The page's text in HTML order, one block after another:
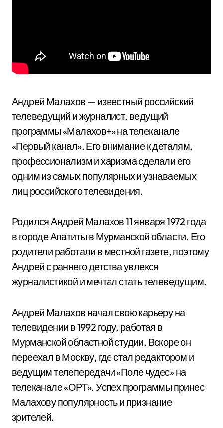
Андрей Малахов — известный российский
телеведущий и журналист, ведущий
программы «Малахов+» на телеканале
«Первый канал». Его внимание к деталям,
профессионализм и харизма сделали его
одним из самых популярных и узнаваемых
лиц российского телевидения.
Родился Андрей Малахов 11 января 1972 года
в городе Апатиты в Мурманской области. Его
родители работали в местной газете, поэтому
Андрей с раннего детства увлекся
журналистикой и мечтал стать телеведущим.
Андрей Малахов начал свою карьеру на
телевидении в 1992 году, работая в
Мурманской областной студии. Вскоре он
переехал в Москву, где стал редактором и
ведущим телепередачи «Поле чудес» на
телеканале «ОРТ». Успех программы принес
Малахову популярность и признание
зрителей.